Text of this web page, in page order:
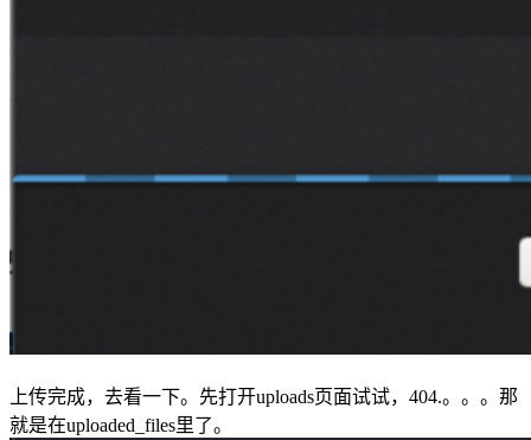
上传完成，去看一下。先打开uploads页面试试，404.。。。那
就是在uploaded_files里了。